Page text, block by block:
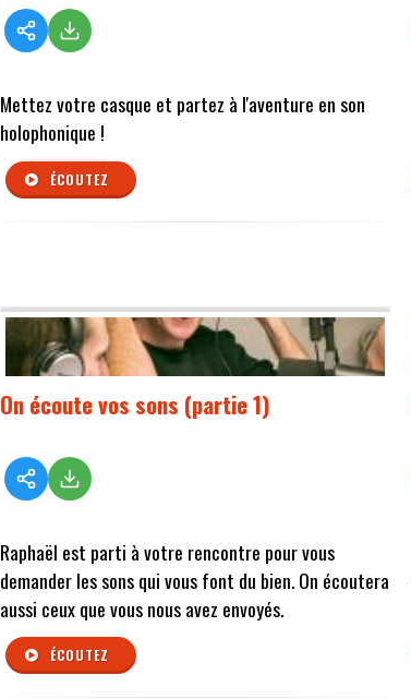
Mettez votre casque et partez à l'aventure en son
holophonique !
ÉCOUTEZ
On écoute vos sons (partie 1)
Raphaël est parti à votre rencontre pour vous
demander les sons qui vous font du bien. On écoutera
aussi ceux que vous nous avez envoyés.
ÉCOUTEZ